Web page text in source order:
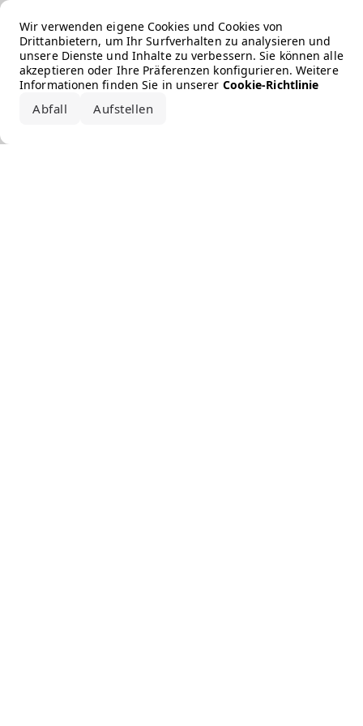
Wir verwenden eigene Cookies und Cookies von
Drittanbietern, um Ihr Surfverhalten zu analysieren und
unsere Dienste und Inhalte zu verbessern. Sie können alle
akzeptieren oder Ihre Präferenzen konfigurieren. Weitere
Informationen finden Sie in unserer Cookie-Richtlinie
Abfall Aufstellen
Error loading the brand